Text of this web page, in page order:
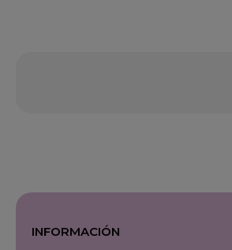
INFORMACIÓN